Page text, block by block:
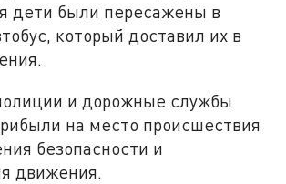
дети были пересажены в
который доставил их в
и дорожные службы
на место происшествия
безопасности и
движения.